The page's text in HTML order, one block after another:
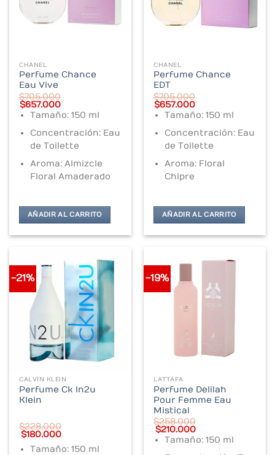
CHANEL
Perfume Chance
Eau Vive
$705.000
Original
price
was:
$705.000.
$657.000Current
price
is:
$657.000.
Tamaño: 150 ml
Concentración: Eau
de Toilette
Aroma: Almizcle
Floral Amaderado
AÑADIR AL CARRITO
CHANEL
Perfume Chance
EDT
$705.000
Original
price
was:
$705.000.
$657.000Current
price
is:
$657.000.
Tamaño: 150 ml
Concentración: Eau
de Toilette
Aroma: Floral
Chipre
AÑADIR AL CARRITO
-21%
CALVIN KLEIN
Perfume Ck In2u
Klein
$228.000
Original
price
was:
$180.000Current
is:
Tamaño: 150 ml
-19%
LATTAFA
Perfume Delilah
Pour Femme Eau
Mistical
$258.000
Original
price
was:
$210.000Current
price
is:
Tamaño: 150 ml